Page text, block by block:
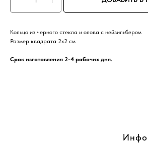
Кольцо из черного стекла и олова с нейзильбером
Размер квадрата 2х2 см
Срок изготовления 2-4 рабочих дня.